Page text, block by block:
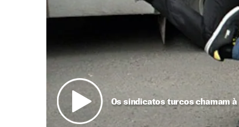
Os sindicatos turcos chamam